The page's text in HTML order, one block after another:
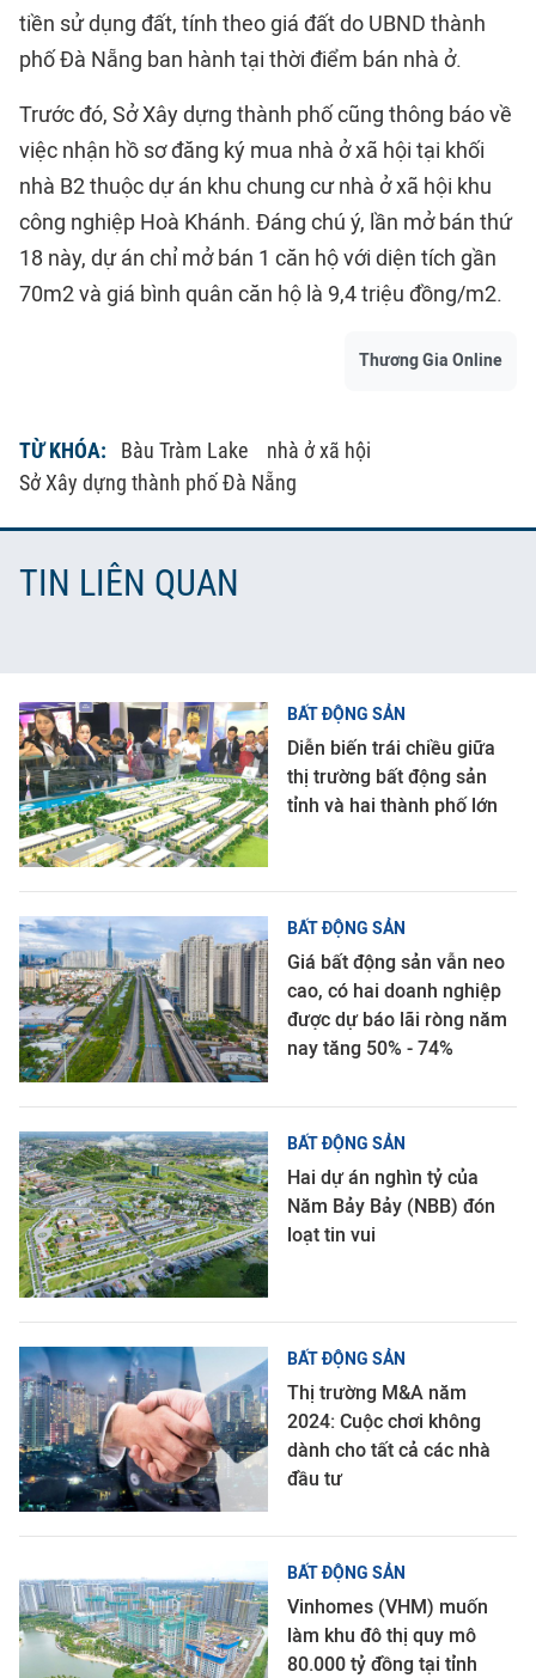
tiền sử dụng đất, tính theo giá đất do UBND thành
phố Đà Nẵng ban hành tại thời điểm bán nhà ở.
Trước đó, Sở Xây dựng thành phố cũng thông báo về
việc nhận hồ sơ đăng ký mua nhà ở xã hội tại khối
nhà B2 thuộc dự án khu chung cư nhà ở xã hội khu
công nghiệp Hoà Khánh. Đáng chú ý, lần mở bán thứ
18 này, dự án chỉ mở bán 1 căn hộ với diện tích gần
70m2 và giá bình quân căn hộ là 9,4 triệu đồng/m2.
Thương Gia Online
TỪ KHÓA: Bàu Tràm Lake
nhà ở xã hội
Sở Xây dựng thành phố Đà Nẵng
TIN LIÊN QUAN
BẤT ĐỘNG SẢN
Diễn biến trái chiều giữa
thị trường bất động sản
tỉnh và hai thành phố lớn
BẤT ĐỘNG SẢN
Giá bất động sản vẫn neo
cao, có hai doanh nghiệp
được dự báo lãi ròng năm
nay tăng 50% - 74%
BẤT ĐỘNG SẢN
Hai dự án nghìn tỷ của
Năm Bảy Bảy (NBB) đón
loạt tin vui
BẤT ĐỘNG SẢN
Thị trường M&A năm
2024: Cuộc chơi không
dành cho tất cả các nhà
đầu tư
BẤT ĐỘNG SẢN
Vinhomes (VHM) muốn
làm khu đô thị quy mô
80.000 tỷ đồng tại tỉnh